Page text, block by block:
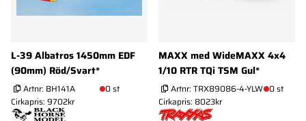
L-39 Albatros 1450mm EDF
(90mm) Röd/Svart*
Artnr: BH141A
0 st
Cirkapris: 9702kr
MAXX med WideMAXX 4x4
1/10 RTR TQi TSM Gul*
Artnr: TRX89086-4-YLW 0 st
Cirkapris: 8023kr